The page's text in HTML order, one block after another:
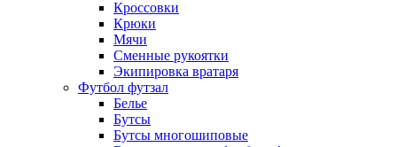
Кроссовки
Крюки
Мячи
Сменные рукоятки
Экипировка вратаря
Футбол футзал
Белье
Бутсы
Бутсы многошиповые